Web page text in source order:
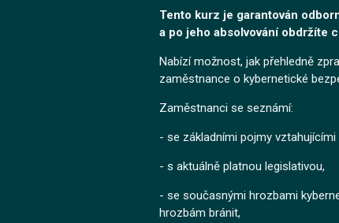
Tento kurz je garantován
a po jeho absolvování obdržíte
Nabízí možnost, jak přehledně
zaměstnance o kybernetické
Zaměstnanci se seznámí:
- se základními pojmy
- s aktuálně platnou legislativou,
- se současnými hrozbami
hrozbám bránit,